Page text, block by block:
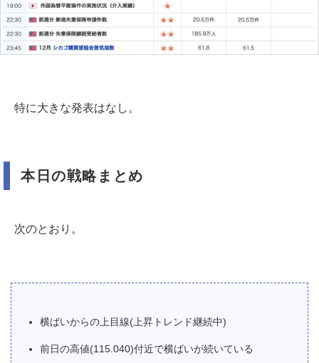
特に大きな発表はなし。
本日の戦略まとめ
次のとおり。
横ばいからの上目線(上昇トレンド継続中)
前日の高値(115.040)付近で横ばいが続いている